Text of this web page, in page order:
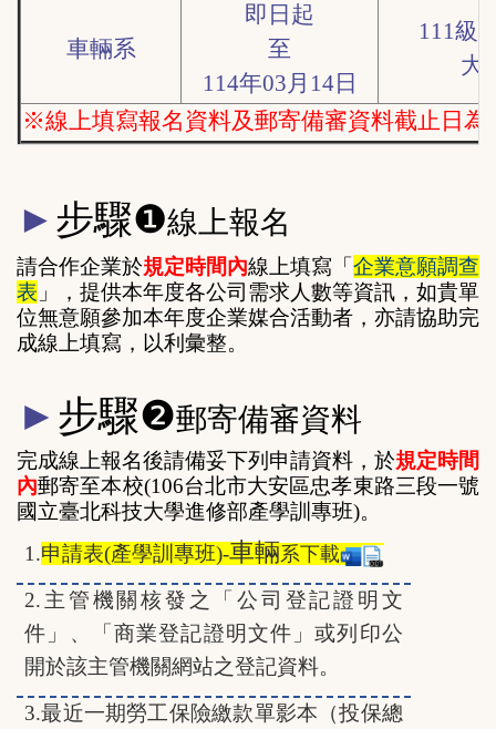
車輛系
即日起
至
114年03月14日
111級
大
※線上填寫報名資料及郵寄備審資料截止日為
► 步驟❶線上報名
請合作企業於規定時間內線上填寫「 企業意願調查
表 」，提供本年度各公司需求人數等資訊， 如貴單
位無意願參加本年度企業媒合活動者，亦請協助完
成線上填寫，以利彙整。
► 步驟❷郵寄備審資料
完成線上報名後請備妥下列申請資料，於規定時間
內郵寄至本校(106台北市大安區忠孝東路三段一號
國立臺北科技大學進修部產學訓專班)。
1.申請表(產學訓專班)-車輛系下載
2. 主管機關核發之「公司登記證明文
件」、「商業登記證明文件」或列印公
開於該主管機關網站之登記資料。
3.最近一期勞工保險繳款單影本（投保總